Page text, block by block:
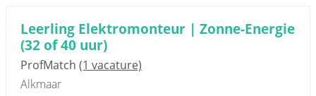
Leerling Elektromonteur | Zonne-Energie
(32 of 40 uur)
ProfMatch (1 vacature)
Alkmaar